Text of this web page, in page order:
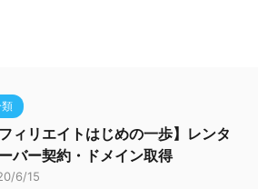
フィリエイトはじめの一歩】レンタ
バー契約・ドメイン取得
6/15